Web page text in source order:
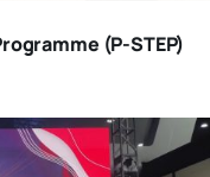
(P-STEP)